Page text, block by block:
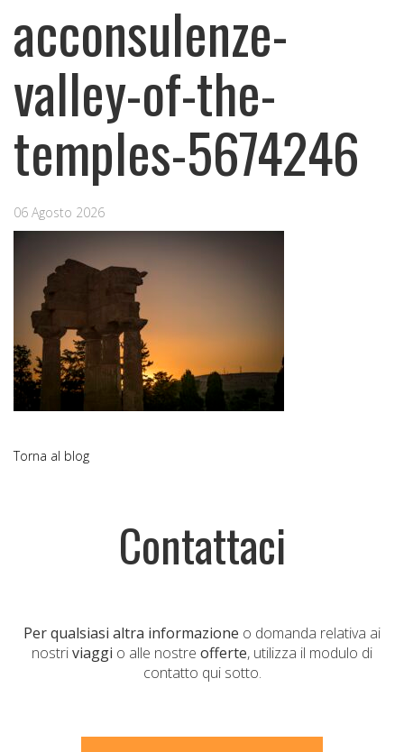
acconsulenze-
valley-of-the-
temples-5674246
06 Agosto 2026
Torna al blog
Contattaci
Per qualsiasi altra informazione o domanda relativa ai
nostriviaggi o alle nostre offerte, utilizza il modulo di
contatto qui sotto.